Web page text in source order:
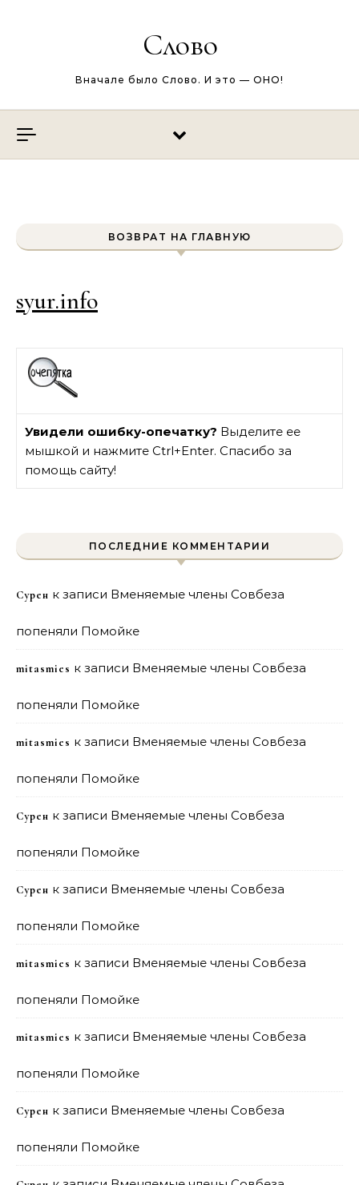
Слово
Вначале было Слово. И это — ОНО!
ВОЗВРАТ НА ГЛАВНУЮ
syur.info
Увидели ошибку-опечатку? Выделите ее
мышкой и нажмите Ctrl+Enter. Спасибо за
помощь сайту!
ПОСЛЕДНИЕ КОММЕНТАРИИ
Сурен к записи Вменяемые члены Совбеза
попеняли Помойке
mitasmies к записи Вменяемые члены Совбеза
попеняли Помойке
mitasmies к записи Вменяемые члены Совбеза
попеняли Помойке
Сурен к записи Вменяемые члены Совбеза
попеняли Помойке
Сурен к записи Вменяемые члены Совбеза
попеняли Помойке
mitasmies к записи Вменяемые члены Совбеза
попеняли Помойке
mitasmies к записи Вменяемые члены Совбеза
попеняли Помойке
Сурен к записи Вменяемые члены Совбеза
попеняли Помойке